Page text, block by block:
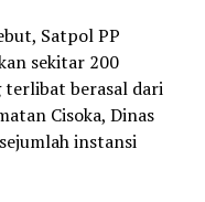
Satpol PP
sekitar 200
terlibat berasal dari
Cisoka, Dinas
instansi